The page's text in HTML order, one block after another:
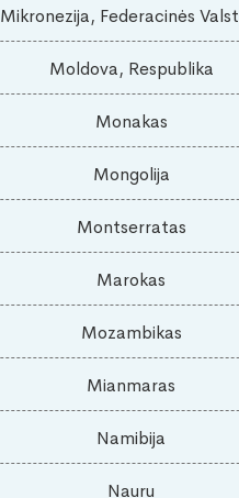
Mikronezija, Federacinės
Moldova, Respublika
Monakas
Mongolija
Montserratas
Marokas
Mozambikas
Mianmaras
Namibija
Nauru